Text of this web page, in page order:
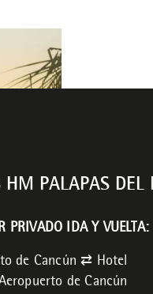
HM PALAPAS DEL
PRIVADO IDA Y VUELTA:
de Cancún ⇄ Hotel
de Cancún